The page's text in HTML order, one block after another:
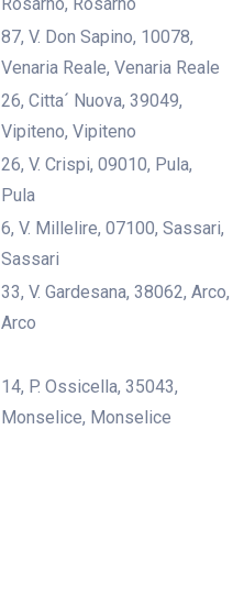
87, V. Don Sapino, 10078,
Venaria Reale, Venaria Reale
26, Citta´ Nuova, 39049,
Vipiteno, Vipiteno
26, V. Crispi, 09010, Pula,
Pula
6, V. Millelire, 07100, Sassari,
Sassari
33, V. Gardesana, 38062, Arco,
Arco
14, P. Ossicella, 35043,
Monselice, Monselice